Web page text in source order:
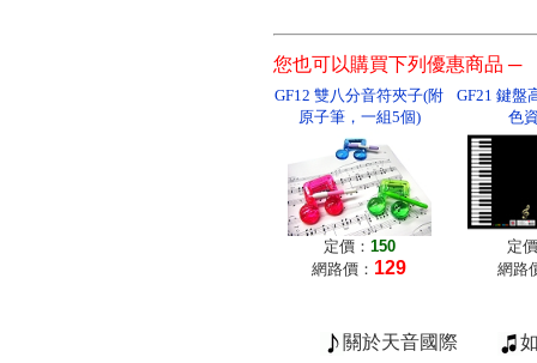
您也可以購買下列優惠商品 ─
GF12 雙八分音符夾子(附
原子筆，一組5個)
定價： 150
網路價： 129
GF21 鍵盤
色
定
網路
關於天音國際